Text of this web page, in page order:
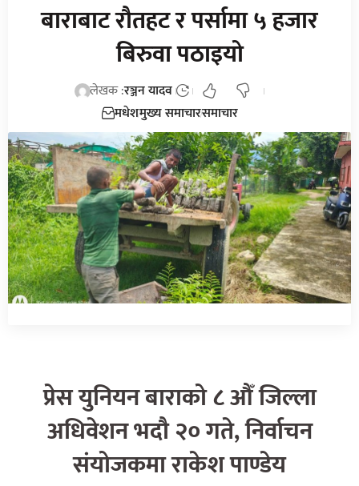
बाराबाट रौतहट र पर्सामा ५ हजार
बिरुवा पठाइयो
लेखक :रञ्जन यादव
मधेशमुख्य समाचारसमाचार
प्रेस युनियन बाराको ८ औँ जिल्ला
अधिवेशन भदौ २० गते, निर्वाचन
संयोजकमा राकेश पाण्डेय